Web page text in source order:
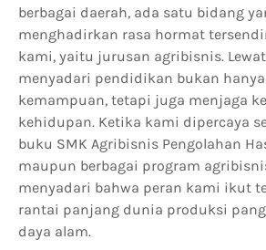
berbagai daerah, ada satu bidang
menghadirkan rasa hormat
kami, yaitu jurusan agribisnis.
menyadari pendidikan bukan
kemampuan, tetapi juga menjaga
kehidupan. Ketika kami dipercaya
buku SMK Agribisnis Pengolahan
maupun berbagai program
menyadari bahwa peran kami ikut
rantai panjang dunia produksi
daya alam.